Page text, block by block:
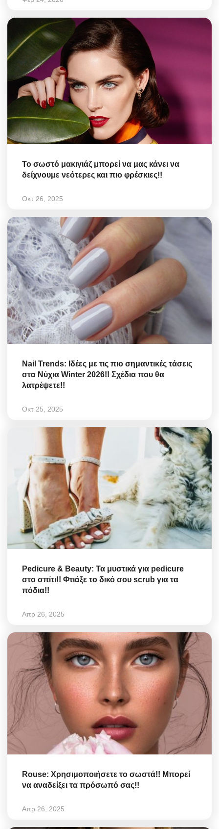
Το σωστό μακιγιάζ μπορεί να μας κάνει να
δείχνουμε νεότερες και πιο φρέσκιες!!
Οκτ 26, 2025
Nail Trends: Ιδέες με τις πιο σημαντικές τάσεις
στα Νύχια Winter 2026!! Σχέδια που θα
λατρέψετε!!
Οκτ 25, 2025
Pedicure & Beauty: Τα μυστικά για pedicure
στο σπίτι!! Φτιάξε το δικό σου scrub για τα
πόδια!!
Απρ 26, 2025
Rouse: Χρησιμοποιήσετε το σωστά!! Μπορεί
να αναδείξει τα πρόσωπό σας!!
Απρ 26, 2025